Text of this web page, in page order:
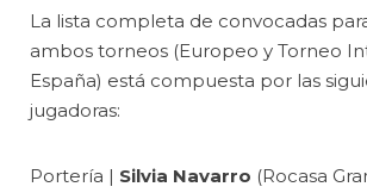
La lista completa de convocadas
ambos torneos (Europeo y Torneo
España) está compuesta por las
jugadoras:
Portería | Silvia Navarro (Rocasa